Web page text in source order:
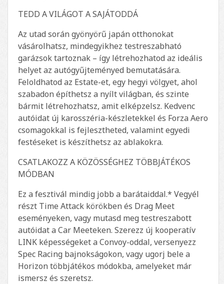
TEDD A VILÁGOT A SAJÁTODDÁ
Az utad során gyönyörű japán otthonokat
vásárolhatsz, mindegyikhez testreszabható
garázsok tartoznak – így létrehozhatod az ideális
helyet az autógyűjteményed bemutatására.
Feloldhatod az Estate-et, egy hegyi völgyet, ahol
szabadon építhetsz a nyílt világban, és szinte
bármit létrehozhatsz, amit elképzelsz. Kedvenc
autóidat új karosszéria-készletekkel és Forza Aero
csomagokkal is fejlesztheted, valamint egyedi
festéseket is készíthetsz az ablakokra.
CSATLAKOZZ A KÖZÖSSÉGHEZ TÖBBJÁTÉKOS
MÓDBAN
Ez a fesztivál mindig jobb a barátaiddal.* Vegyél
részt Time Attack körökben és Drag Meet
eseményeken, vagy mutasd meg testreszabott
autóidat a Car Meeteken. Szerezz új kooperatív
LINK képességeket a Convoy-oddal, versenyezz
Spec Racing bajnokságokon, vagy ugorj bele a
Horizon többjátékos módokba, amelyeket már
ismersz és szeretsz.